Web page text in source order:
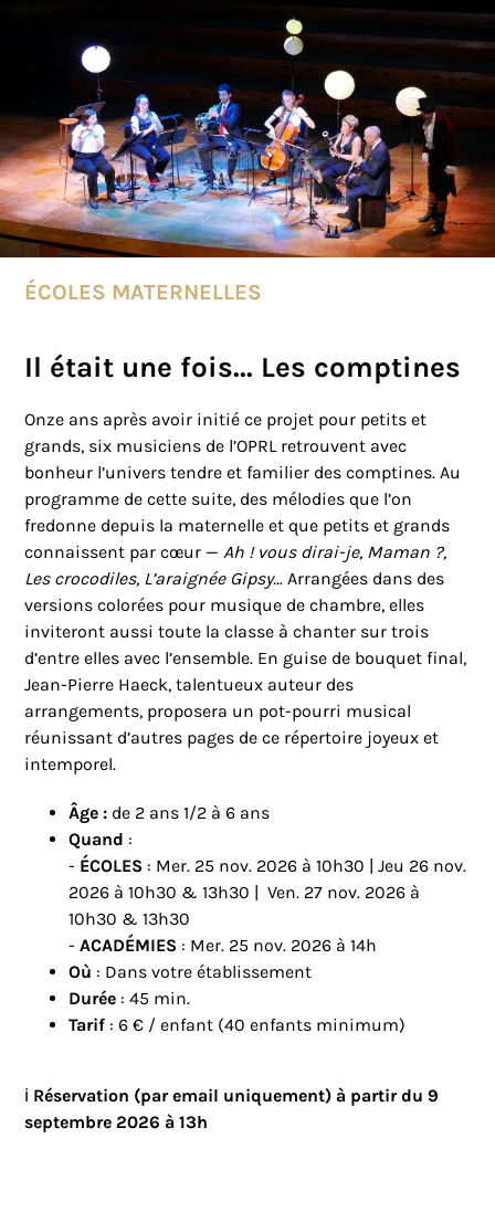
ÉCOLES MATERNELLES
Il était une fois... Les comptines
Onze ans après avoir initié ce projet pour petits et
grands, six musiciens de l’OPRL retrouvent avec
bonheur l’univers tendre et familier des comptines. Au
programme de cette suite, des mélodies que l’on
fredonne depuis la maternelle et que petits et grands
connaissent par cœur — Ah ! vous dirai-je, Maman ?,
Les crocodiles, L’araignée Gipsy… Arrangées dans des
versions colorées pour musique de chambre, elles
inviteront aussi toute la classe à chanter sur trois
d’entre elles avec l’ensemble. En guise de bouquet final,
Jean-Pierre Haeck, talentueux auteur des
arrangements, proposera un pot-pourri musical
réunissant d’autres pages de ce répertoire joyeux et
intemporel.
Âge : de 2 ans 1/2 à 6 ans
Quand :
- ÉCOLES : Mer. 25 nov. 2026 à 10h30 | Jeu 26 nov.
2026 à 10h30 & 13h30 | Ven. 27 nov. 2026 à
10h30 & 13h30
-ACADÉMIES : Mer. 25 nov. 2026 à 14h
Où : Dans votre établissement
Durée : 45 min.
Tarif : 6 € / enfant (40 enfants minimum)
ℹ️ Réservation (par email uniquement) à partir du 9
septembre 2026 à 13h